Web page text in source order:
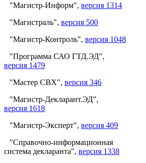
"Магистр-Информ", версия 1314
"Магистраль", версия 500
"Магистр-Контроль", версия 1048
"Программа САО ГТД.ЭД",
версия 1479
"Мастер СВХ", версия 346
"Магистр-Декларант.ЭД",
версия 1618
"Магистр-Эксперт", версия 409
"Справочно-информационная
система декларанта", версия 1338